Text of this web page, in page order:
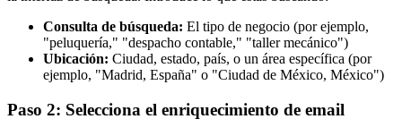
Consulta de búsqueda: El tipo de negocio (por ejemplo,
"peluquería," "despacho contable," "taller mecánico")
Ubicación: Ciudad, estado, país, o un área específica (por
ejemplo, "Madrid, España" o "Ciudad de México, México")
Paso 2: Selecciona el enriquecimiento de email